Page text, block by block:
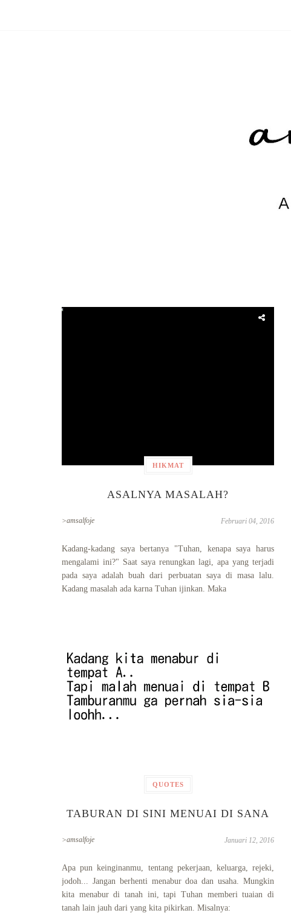
HIKMAT
ASALNYA MASALAH?
>amsalfoje Februari 04, 2016
Kadang-kadang saya bertanya "Tuhan, kenapa saya harus
mengalami ini?" Saat saya renungkan lagi, apa yang terjadi
pada saya adalah buah dari perbuatan saya di masa lalu.
Kadang masalah ada karna Tuhan ijinkan. Maka
QUOTES
TABURAN DI SINI MENUAI DI SANA
>amsalfoje Januari 12, 2016
Apa pun keinginanmu, tentang pekerjaan, keluarga, rejeki,
jodoh... Jangan berhenti menabur doa dan usaha. Mungkin
kita menabur di tanah ini, tapi Tuhan memberi tuaian di
tanah lain jauh dari yang kita pikirkan. Misalnya: